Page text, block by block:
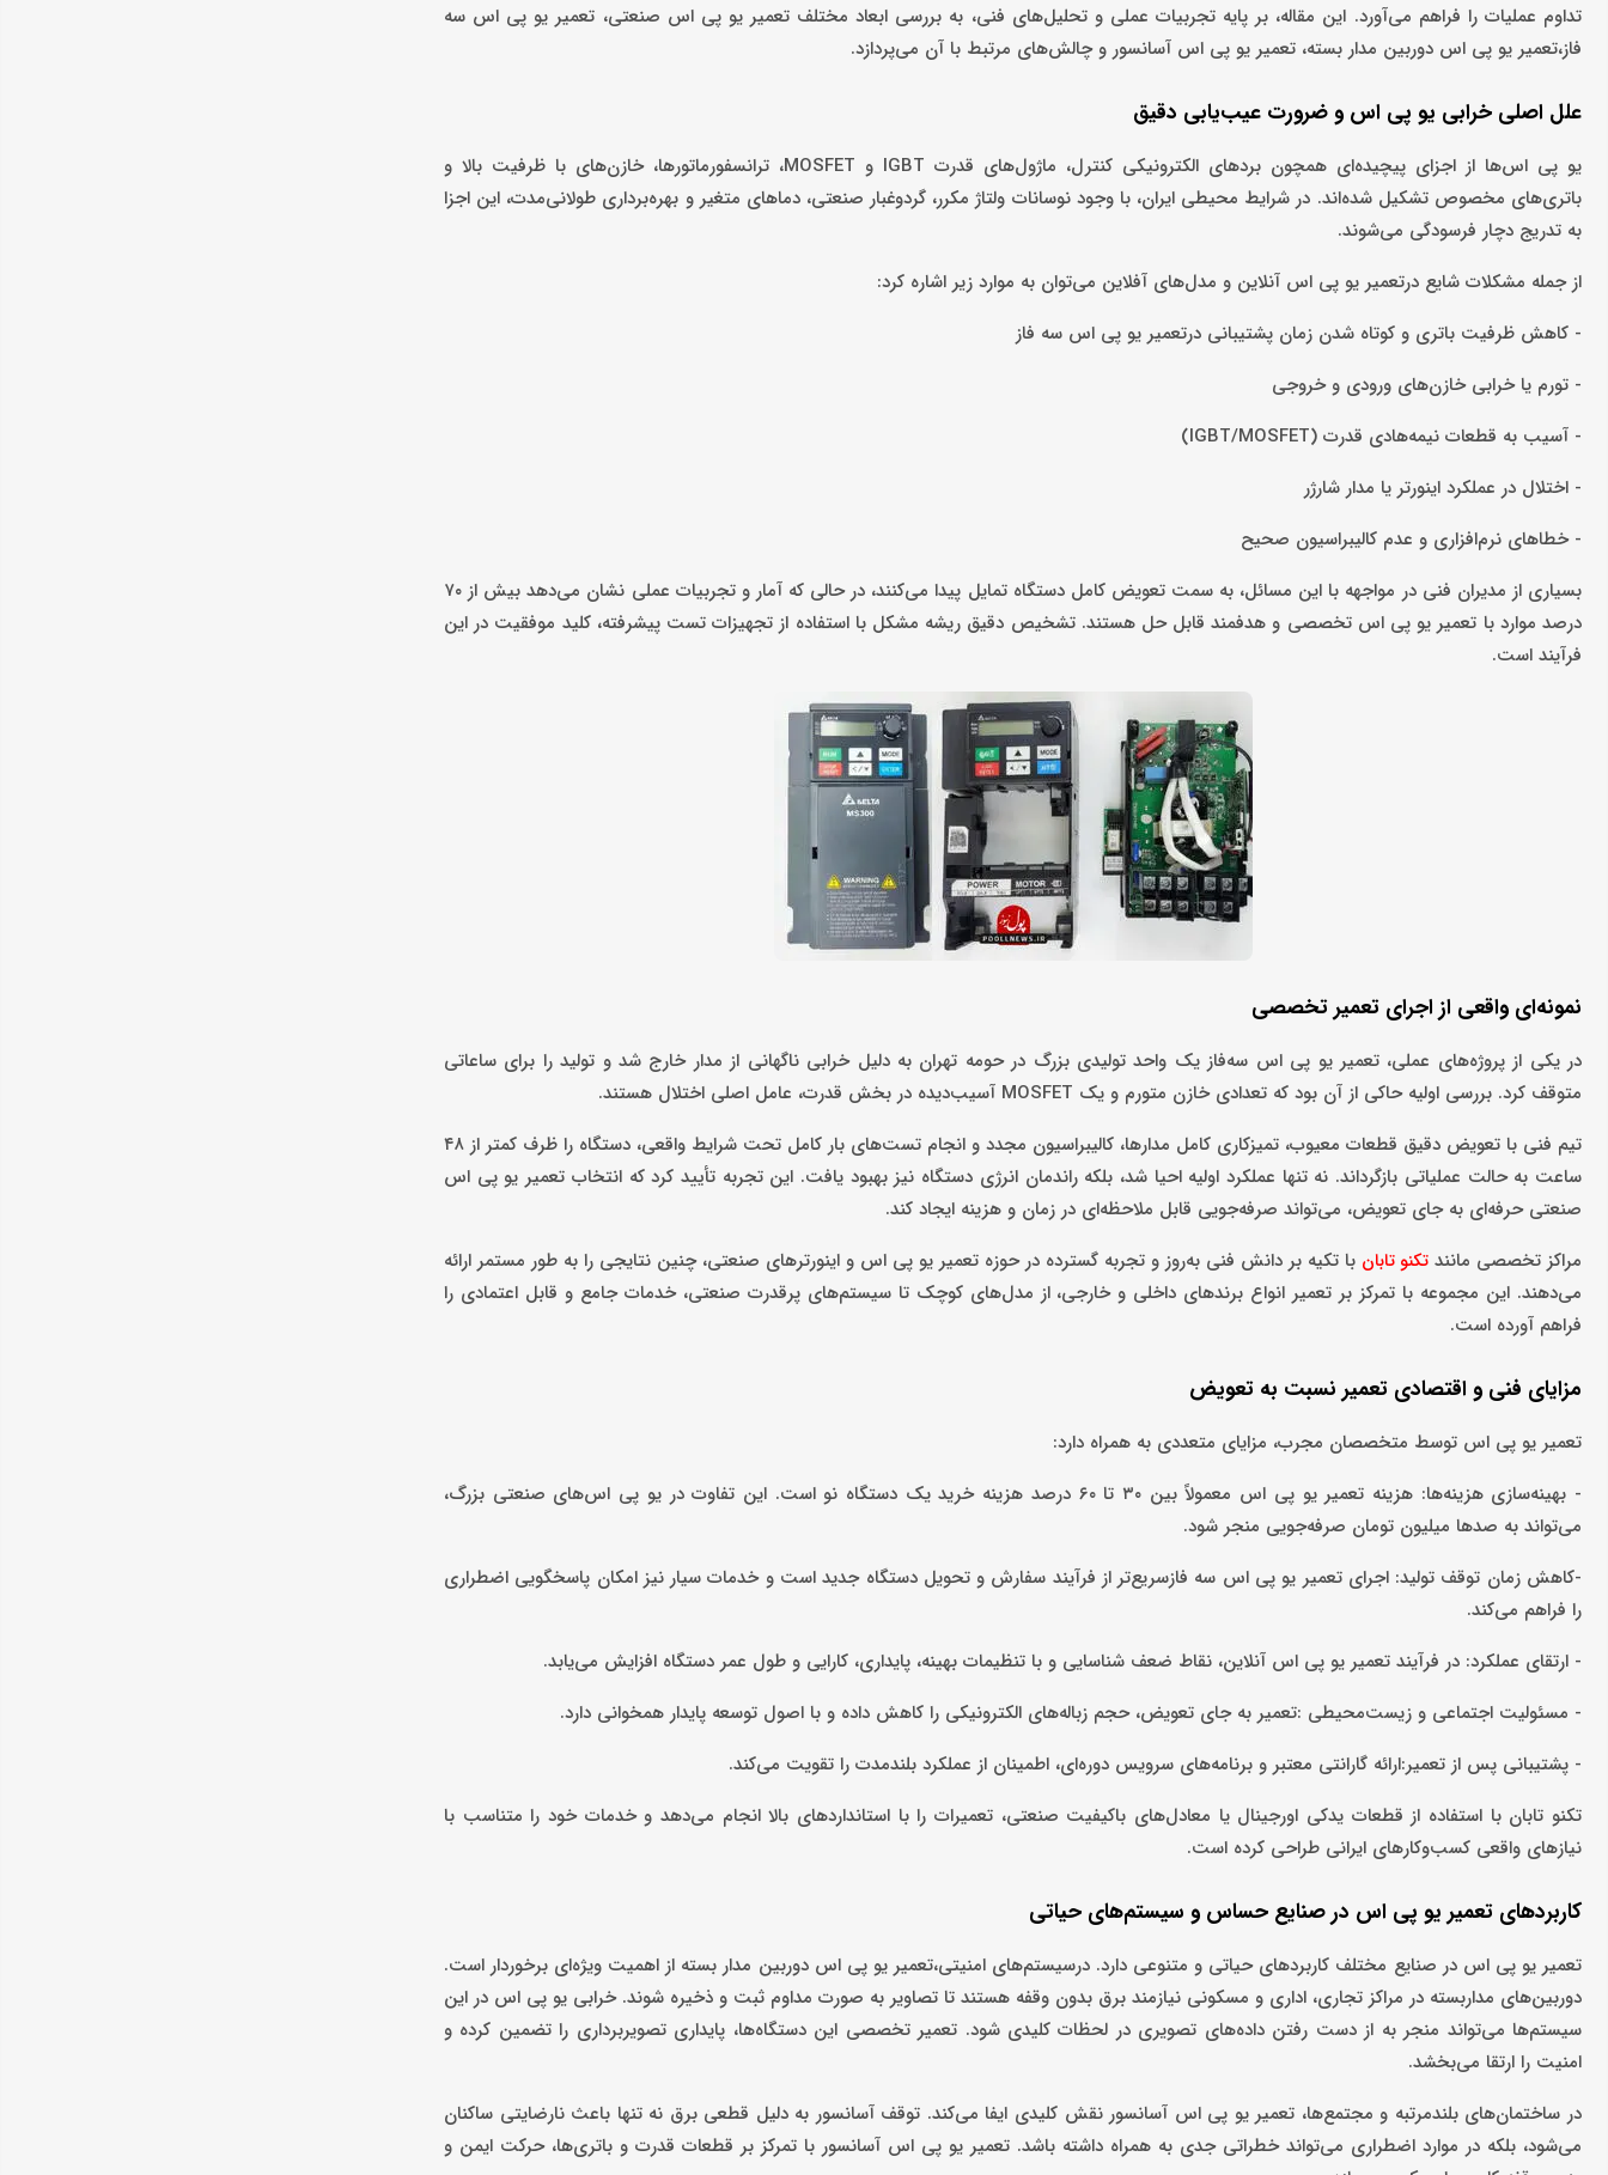
تداوم عملیات را فراهم می‌آورد. این مقاله، بر پایه تجربیات عملی و تحلیل‌های فنی، به بررسی ابعاد مختلف تعمیر یو پی اس صنعتی، تعمیر یو پی اس سه
فاز،تعمیر یو پی اس دوربین مدار بسته، تعمیر یو پی اس آسانسور و چالش‌های مرتبط با آن می‌پردازد.
علل اصلی خرابی یو پی اس و ضرورت عیب‌یابی دقیق
یو پی اس‌ها از اجزای پیچیده‌ای همچون بردهای الکترونیکی کنترل، ماژول‌های قدرت IGBT و MOSFET، ترانسفورماتورها، خازن‌های با ظرفیت بالا و
باتری‌های مخصوص تشکیل شده‌اند. در شرایط محیطی ایران، با وجود نوسانات ولتاژ مکرر، گردوغبار صنعتی، دماهای متغیر و بهره‌برداری طولانی‌مدت، این اجزا
به تدریج دچار فرسودگی می‌شوند.
از جمله مشکلات شایع درتعمیر یو پی اس آنلاین و مدل‌های آفلاین می‌توان به موارد زیر اشاره کرد:
- کاهش ظرفیت باتری و کوتاه شدن زمان پشتیبانی درتعمیر یو پی اس سه فاز
- تورم یا خرابی خازن‌های ورودی و خروجی
- آسیب به قطعات نیمه‌هادی قدرت (IGBT/MOSFET)
- اختلال در عملکرد اینورتر یا مدار شارژر
- خطاهای نرم‌افزاری و عدم کالیبراسیون صحیح
بسیاری از مدیران فنی در مواجهه با این مسائل، به سمت تعویض کامل دستگاه تمایل پیدا می‌کنند، در حالی که آمار و تجربیات عملی نشان می‌دهد بیش از ۷۰
درصد موارد با تعمیر یو پی اس تخصصی و هدفمند قابل حل هستند. تشخیص دقیق ریشه مشکل با استفاده از تجهیزات تست پیشرفته، کلید موفقیت در این
فرآیند است.
نمونه‌ای واقعی از اجرای تعمیر تخصصی
در یکی از پروژه‌های عملی، تعمیر یو پی اس سه‌فاز یک واحد تولیدی بزرگ در حومه تهران به دلیل خرابی ناگهانی از مدار خارج شد و تولید را برای ساعاتی
متوقف کرد. بررسی اولیه حاکی از آن بود که تعدادی خازن متورم و یک MOSFET آسیب‌دیده در بخش قدرت، عامل اصلی اختلال هستند.
تیم فنی با تعویض دقیق قطعات معیوب، تمیزکاری کامل مدارها، کالیبراسیون مجدد و انجام تست‌های بار کامل تحت شرایط واقعی، دستگاه را ظرف کمتر از ۴۸
ساعت به حالت عملیاتی بازگرداند. نه تنها عملکرد اولیه احیا شد، بلکه راندمان انرژی دستگاه نیز بهبود یافت. این تجربه تأیید کرد که انتخاب تعمیر یو پی اس
صنعتی حرفه‌ای به جای تعویض، می‌تواند صرفه‌جویی قابل ملاحظه‌ای در زمان و هزینه ایجاد کند.
مراکز تخصصی مانند تکنو تابان با تکیه بر دانش فنی به‌روز و تجربه گسترده در حوزه تعمیر یو پی اس و اینورترهای صنعتی، چنین نتایجی را به طور مستمر ارائه
می‌دهند. این مجموعه با تمرکز بر تعمیر انواع برندهای داخلی و خارجی، از مدل‌های کوچک تا سیستم‌های پرقدرت صنعتی، خدمات جامع و قابل اعتمادی را
فراهم آورده است.
مزایای فنی و اقتصادی تعمیر نسبت به تعویض
تعمیر یو پی اس توسط متخصصان مجرب، مزایای متعددی به همراه دارد:
- بهینه‌سازی هزینه‌ها: هزینه تعمیر یو پی اس معمولاً بین ۳۰ تا ۶۰ درصد هزینه خرید یک دستگاه نو است. این تفاوت در یو پی اس‌های صنعتی بزرگ،
می‌تواند به صدها میلیون تومان صرفه‌جویی منجر شود.
-کاهش زمان توقف تولید: اجرای تعمیر یو پی اس سه فازسریع‌تر از فرآیند سفارش و تحویل دستگاه جدید است و خدمات سیار نیز امکان پاسخگویی اضطراری
را فراهم می‌کند.
- ارتقای عملکرد: در فرآیند تعمیر یو پی اس آنلاین، نقاط ضعف شناسایی و با تنظیمات بهینه، پایداری، کارایی و طول عمر دستگاه افزایش می‌یابد.
- مسئولیت اجتماعی و زیست‌محیطی :تعمیر به جای تعویض، حجم زباله‌های الکترونیکی را کاهش داده و با اصول توسعه پایدار همخوانی دارد.
- پشتیبانی پس از تعمیر:ارائه گارانتی معتبر و برنامه‌های سرویس دوره‌ای، اطمینان از عملکرد بلندمدت را تقویت می‌کند.
تکنو تابان با استفاده از قطعات یدکی اورجینال یا معادل‌های باکیفیت صنعتی، تعمیرات را با استانداردهای بالا انجام می‌دهد و خدمات خود را متناسب با
نیازهای واقعی کسب‌وکارهای ایرانی طراحی کرده است.
کاربردهای تعمیر یو پی اس در صنایع حساس و سیستم‌های حیاتی
تعمیر یو پی اس در صنایع مختلف کاربردهای حیاتی و متنوعی دارد. درسیستم‌های امنیتی،تعمیر یو پی اس دوربین مدار بسته از اهمیت ویژه‌ای برخوردار است.
دوربین‌های مداربسته در مراکز تجاری، اداری و مسکونی نیازمند برق بدون وقفه هستند تا تصاویر به صورت مداوم ثبت و ذخیره شوند. خرابی یو پی اس در این
سیستم‌ها می‌تواند منجر به از دست رفتن داده‌های تصویری در لحظات کلیدی شود. تعمیر تخصصی این دستگاه‌ها، پایداری تصویربرداری را تضمین کرده و
امنیت را ارتقا می‌بخشد.
در ساختمان‌های بلندمرتبه و مجتمع‌ها، تعمیر یو پی اس آسانسور نقش کلیدی ایفا می‌کند. توقف آسانسور به دلیل قطعی برق نه تنها باعث نارضایتی ساکنان
می‌شود، بلکه در موارد اضطراری می‌تواند خطراتی جدی به همراه داشته باشد. تعمیر یو پی اس آسانسور با تمرکز بر قطعات قدرت و باتری‌ها، حرکت ایمن و